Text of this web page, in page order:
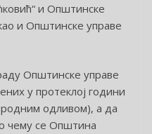
и Општинске
и Општинске управе
Општинске управе
у протеклој години
одливом), а да
чему се Општина